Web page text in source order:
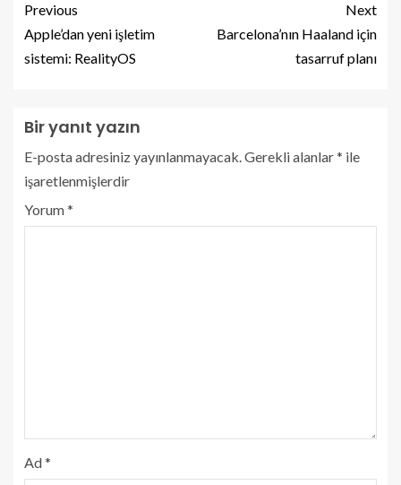
Previous
Apple’dan yeni işletim
sistemi: RealityOS
Next
Barcelona’nın Haaland için
tasarruf planı
Bir yanıt yazın
E-posta adresiniz yayınlanmayacak.Gerekli alanlar* ile
işaretlenmişlerdir
Yorum*
Ad*